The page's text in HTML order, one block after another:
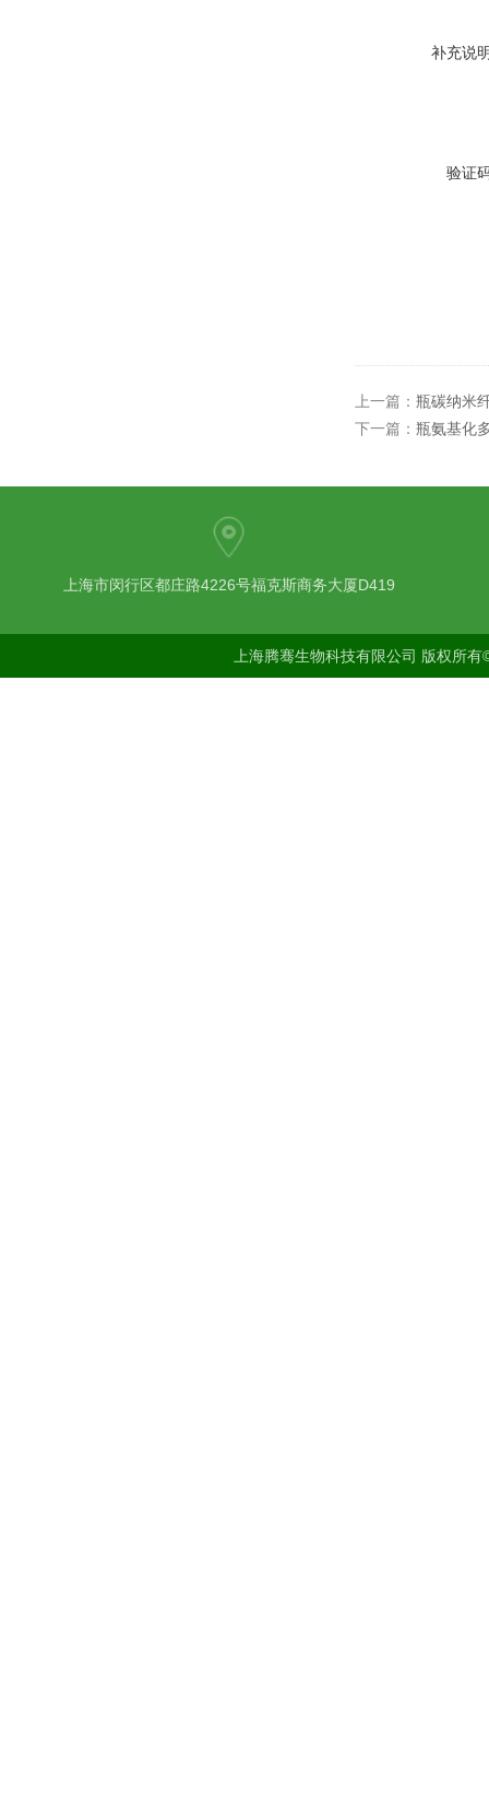
补充说
验证
上一篇： 瓶碳纳米
下一篇： 瓶氨基化
上海市闵行区都庄路4226号福克斯商务大厦D419
上海腾骞生物科技有限公司 版权所